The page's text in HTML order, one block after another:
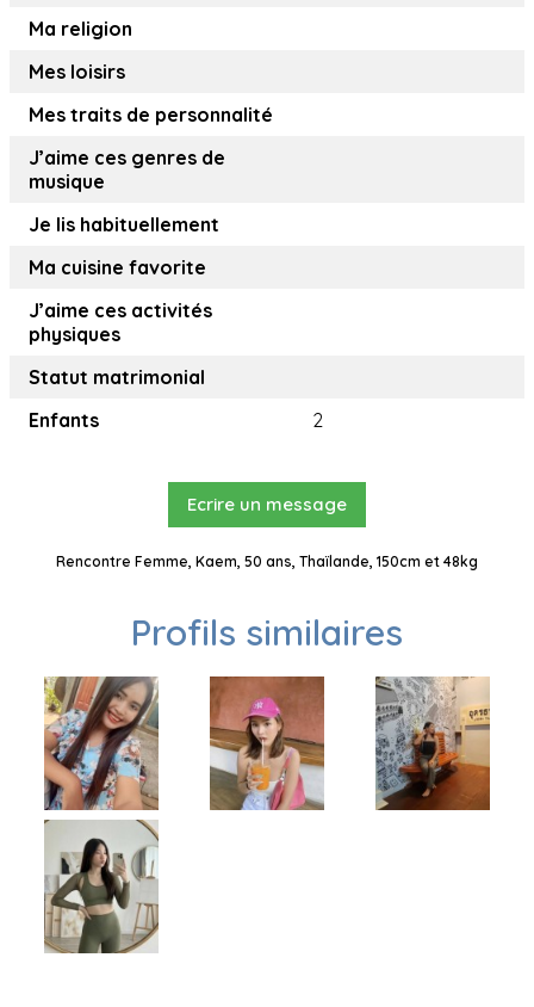
Ma religion
Mes loisirs
Mes traits de personnalité
J’aime ces genres de
musique
Je lis habituellement
Ma cuisine favorite
J’aime ces activités
physiques
Statut matrimonial
Enfants
2
Ecrire un message
Rencontre Femme, Kaem, 50 ans, Thaïlande, 150cm et 48kg
Profils similaires